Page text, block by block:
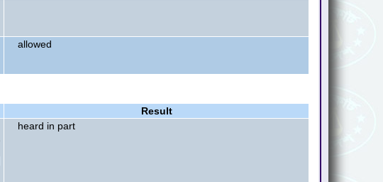
allowed
Result
heard in part